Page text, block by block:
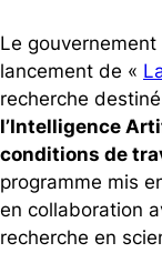
Le
lancement de «
recherche
l’Intelligence
conditions de
programme mis
en collaboration
recherche en